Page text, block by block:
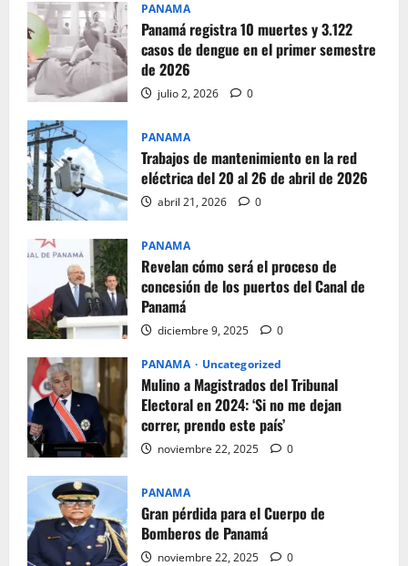
PANAMA
Panamá registra 10 muertes y 3.122
casos de dengue en el primer semestre
de 2026
julio 2, 2026 0
PANAMA
Trabajos de mantenimiento en la red
eléctrica del 20 al 26 de abril de 2026
abril 21, 2026 0
PANAMA
Revelan cómo será el proceso de
concesión de los puertos del Canal de
Panamá
diciembre 9, 2025 0
PANAMA Uncategorized
Mulino a Magistrados del Tribunal
Electoral en 2024: ‘Si no me dejan
correr, prendo este país’
noviembre 22, 2025 0
PANAMA
Gran pérdida para el Cuerpo de
Bomberos de Panamá
noviembre 22, 2025 0